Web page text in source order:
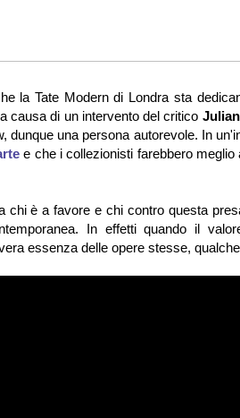
la Tate Modern di Londra sta
causa di un intervento del critico
una persona autorevole. In
e che i collezionisti farebbero meglio
è a favore e chi contro questa
In effetti quando il
essenza delle opere stesse,